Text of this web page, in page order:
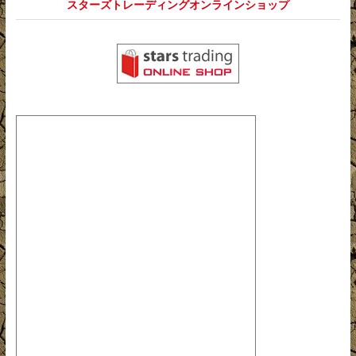
スターズトレーディングオンラインショップ